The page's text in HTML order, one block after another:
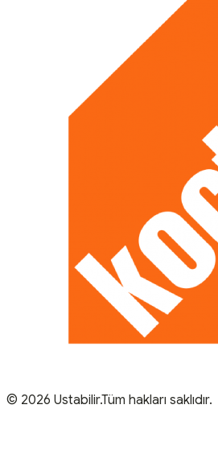
© 2026 Ustabilir.Tüm hakları saklıdır.